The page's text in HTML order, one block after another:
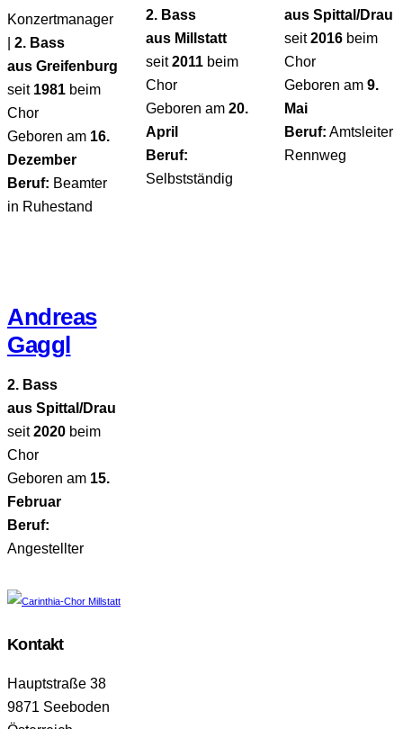
Konzertmanager
2. Bass
aus Greifenburg
seit 1981 beim
Chor
Geboren am 16.
Dezember
Beruf: Beamter
in Ruhestand
2. Bass
aus Millstatt
seit2011beim
Chor
Geboren am 20.
April
Beruf:
Selbstständig
aus Spittal/Drau
seit2016beim
Chor
Geboren am 9.
Mai
Beruf: Amtsleiter
Rennweg
Andreas
Gaggl
2. Bass
aus Spittal/Drau
seit2020 beim
Chor
Geboren am 15.
Februar
Beruf:
Angestellter
Kontakt
Hauptstraße 38
9871 Seeboden